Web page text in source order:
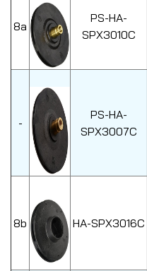
8a
PS-HA-
SPX3010C
-
PS-HA-
SPX3007C
8b HA-SPX3016C